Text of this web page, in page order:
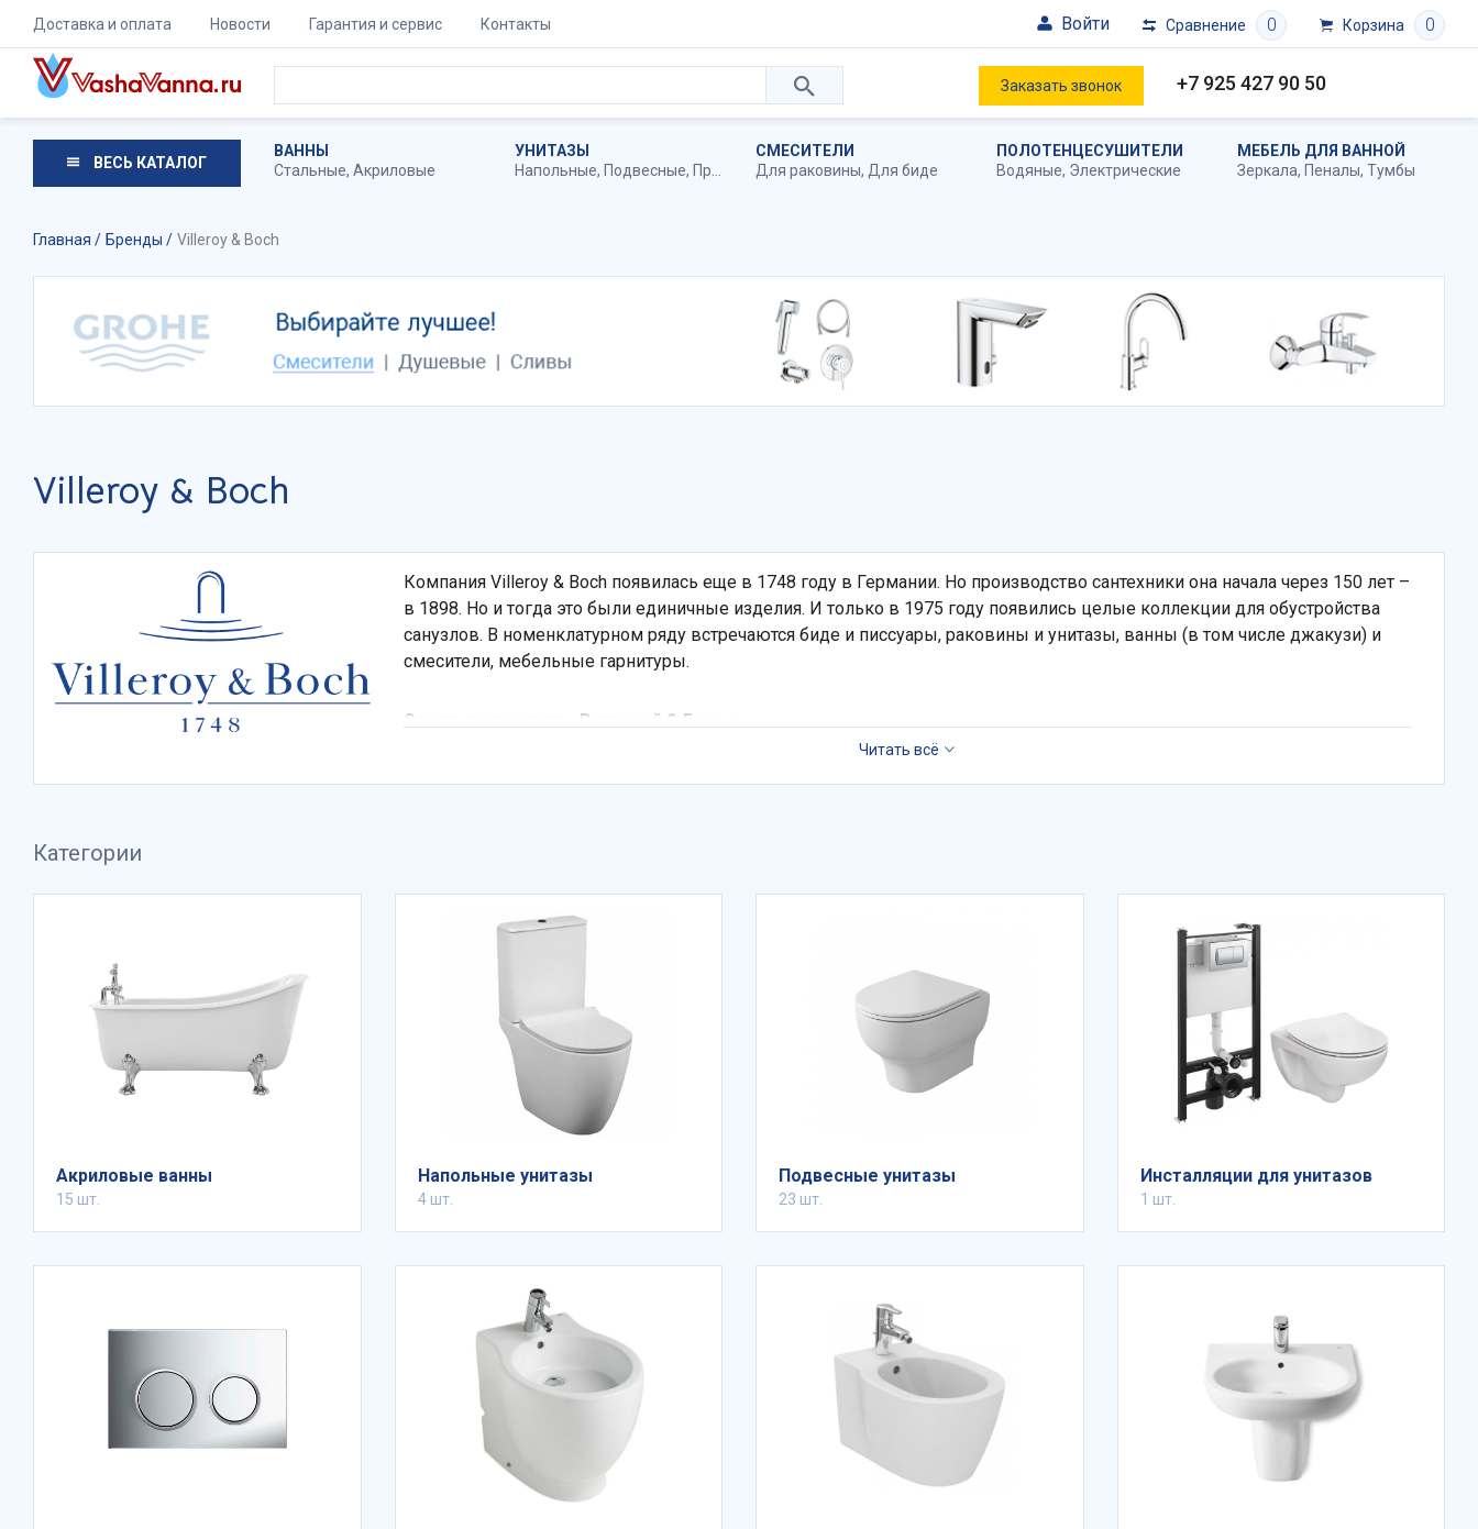
Доставка и оплата Новости Гарантия и сервис Контакты Войти Сравнение 0 Корзина 0
Заказать звонок +7 925 427 90 50
ВЕСЬ КАТАЛОГ
ВАННЫ
Стальные, Акриловые
УНИТАЗЫ
Напольные, Подвесные, Приставные
СМЕСИТЕЛИ
Для раковины, Для биде
ПОЛОТЕНЦЕСУШИТЕЛИ
Водяные, Электрические
МЕБЕЛЬ ДЛЯ ВАННОЙ
Зеркала, Пеналы, Тумбы
Главная Бренды Villeroy & Boch
Villeroy & Boch
Компания Villeroy & Boch появилась еще в 1748 году в Германии. Но производство сантехники она начала через 150 лет –
в 1898. Но и тогда это были единичные изделия. И только в 1975 году появились целые коллекции для обустройства
санузлов. В номенклатурном ряду встречаются биде и писсуары, раковины и унитазы, ванны (в том числе джакузи) и
смесители, мебельные гарнитуры.
Среди достоинств «Виллерой & Бош»:
использование экологичных материалов: галька, натуральный камень, красная глина, стекло;
Категории
Акриловые ванны
15 шт.
Напольные унитазы
4 шт.
Подвесные унитазы
23 шт.
Инсталляции для унитазов
1 шт.